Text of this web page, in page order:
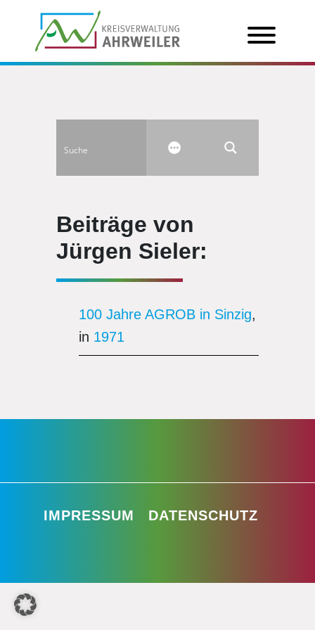
Beiträge von
Jürgen Sieler:
100 Jahre AGROB in Sinzig,
in 1971
IMPRESSUM DATENSCHUTZ